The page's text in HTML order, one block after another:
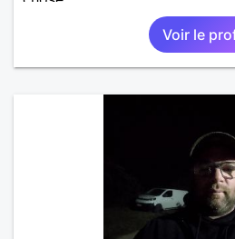
Voir le